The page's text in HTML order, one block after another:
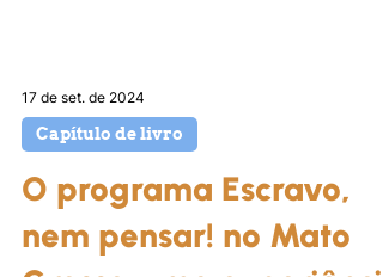
17 de set. de 2024
Capítulo de livro
O programa Escravo,